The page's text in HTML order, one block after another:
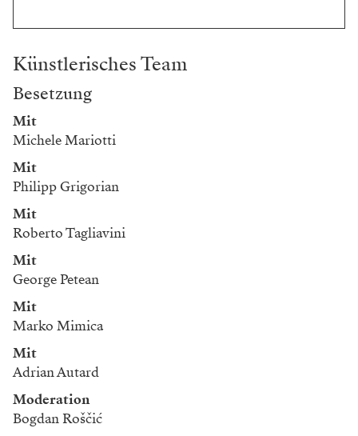
Künstlerisches Team
Besetzung
Mit
Michele Mariotti
Mit
Philipp Grigorian
Mit
Roberto Tagliavini
Mit
George Petean
Mit
Marko Mimica
Mit
Adrian Autard
Moderation
Bogdan Roščić